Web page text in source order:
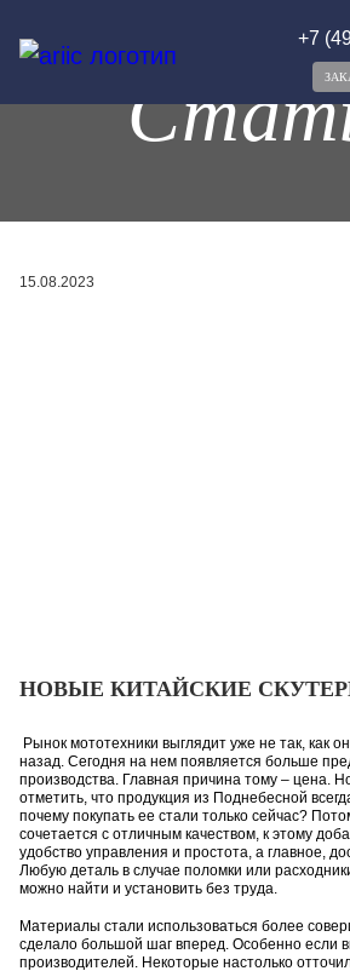
+7
15.08.2023
НОВЫЕ КИТАЙСКИЕ
Рынок мототехники выглядит уже не так, как
назад. Сегодня на нем появляется больше
производства. Главная причина тому – цена.
отметить, что продукция из Поднебесной
почему покупать ее стали только сейчас?
сочетается с отличным качеством, к этому
удобство управления и простота, а главное,
Любую деталь в случае поломки или
можно найти и установить без труда.
Материалы стали использоваться более
сделало большой шаг вперед. Особенно если
производителей. Некоторые настолько